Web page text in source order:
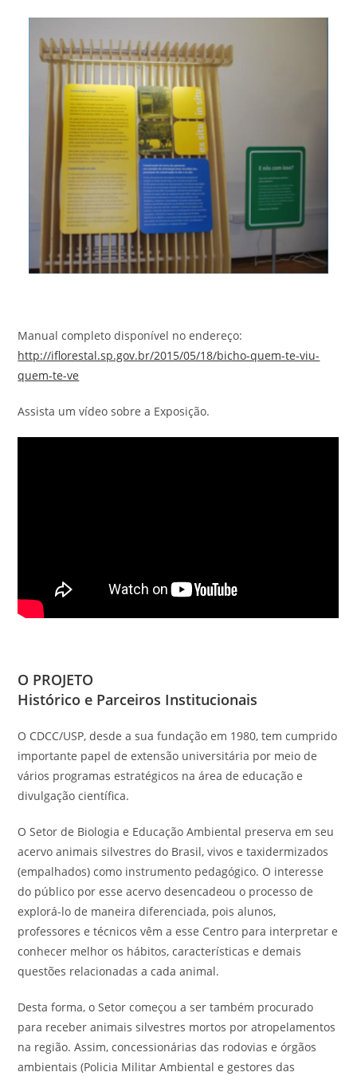
Manual completo disponível no endereço:
http://iflorestal.sp.gov.br/2015/05/18/bicho-quem-te-viu-
quem-te-ve
Assista um vídeo sobre a Exposição.
O PROJETO
Histórico e Parceiros Institucionais
O CDCC/USP, desde a sua fundação em 1980, tem cumprido
importante papel de extensão universitária por meio de
vários programas estratégicos na área de educação e
divulgação científica.
O Setor de Biologia e Educação Ambiental preserva em seu
acervo animais silvestres do Brasil, vivos e taxidermizados
(empalhados) como instrumento pedagógico. O interesse
do público por esse acervo desencadeou o processo de
explorá-lo de maneira diferenciada, pois alunos,
professores e técnicos vêm a esse Centro para interpretar e
conhecer melhor os hábitos, características e demais
questões relacionadas a cada animal.
Desta forma, o Setor começou a ser também procurado
para receber animais silvestres mortos por atropelamentos
na região. Assim, concessionárias das rodovias e órgãos
ambientais (Policia Militar Ambiental e gestores das